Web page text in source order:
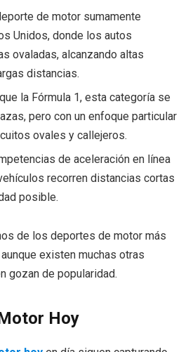
de motor sumamente
Unidos, donde los autos
ovaladas, alcanzando altas
distancias.
la Fórmula 1, esta categoría se
pero con un enfoque particular
ovales y callejeros.
de aceleración en línea
recorren distancias cortas
posible.
de los deportes de motor más
aunque existen muchas otras
gozan de popularidad.
Hoy